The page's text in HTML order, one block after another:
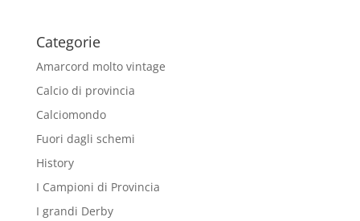
Categorie
Amarcord molto vintage
Calcio di provincia
Calciomondo
Fuori dagli schemi
History
I Campioni di Provincia
I grandi Derby